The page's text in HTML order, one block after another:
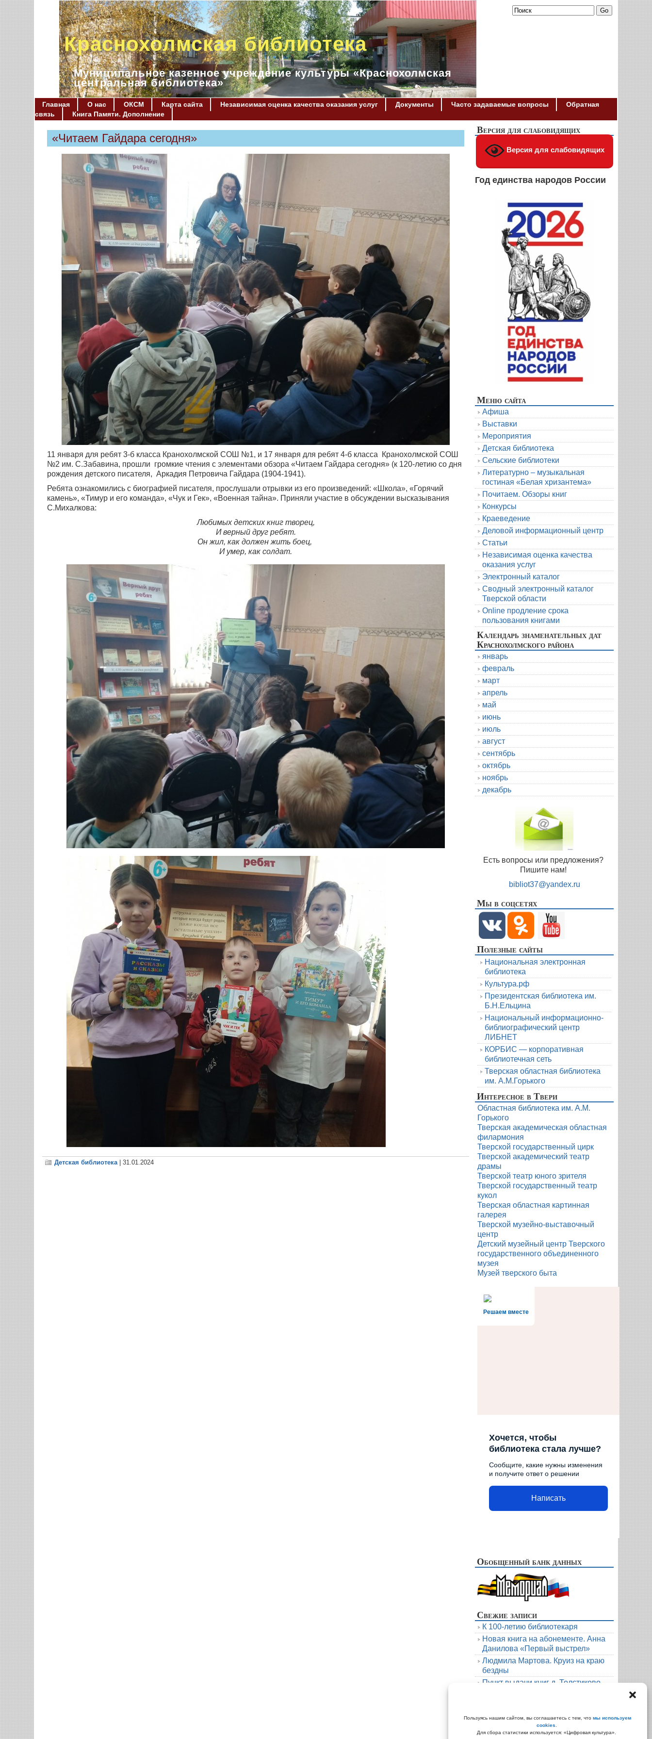
Пользуясь нашим сайтом, вы соглашаетесь с тем, что мы используем
cookies
Для сбора статистики используется: «Цифровая культура».
Краснохолмская библиотека
Муниципальное казенное учреждение культуры «Краснохолмская
центральная библиотека»
Главная О нас ОКСМ Карта сайта Независимая оценка качества оказания услуг Документы Часто задаваемые вопросы
Обратная
связь
Книга Памяти. Дополнение
«Читаем Гайдара сегодня»
11 января для ребят 3-б класса Кранохолмской СОШ №1, и 17 января для ребят 4-б класса Кранохолмской СОШ
№2 им. С.Забавина, прошли громкие чтения с элементами обзора «Читаем Гайдара сегодня» (к 120-летию со дня
рождения детского писателя, Аркадия Петровича Гайдара (1904-1941).
Ребята ознакомились с биографией писателя, прослушали отрывки из его произведений: «Школа», «Горячий
камень», «Тимур и его команда», «Чук и Гек», «Военная тайна». Приняли участие в обсуждении высказывания
С.Михалкова:
Любимых детских книг творец,
И верный друг ребят.
Он жил, как должен жить боец,
И умер, как солдат.
Детская библиотека| 31.01.2024
Версия для слабовидящих
Версия для слабовидящих
Год единства народов России
Меню сайта
Афиша
Выставки
Мероприятия
Детская библиотека
Сельские библиотеки
Литературно – музыкальная
гостиная «Белая хризантема»
Почитаем. Обзоры книг
Конкурсы
Краеведение
Деловой информационный центр
Статьи
Независимая оценка качества
оказания услуг
Электронный каталог
Сводный электронный каталог
Тверской области
Online продление срока
пользования книгами
Календарь знаменательных дат
Краснохолмского района
январь
февраль
март
апрель
май
июнь
июль
август
сентябрь
октябрь
ноябрь
декабрь
Есть вопросы или предложения?
Пишите нам!
bibliot37@yandex.ru
Мы в соцсетях
Полезные сайты
Национальная электронная
библиотека
Культура.рф
Президентская библиотека им.
Б.Н.Ельцина
Национальный информационно-
библиографический центр
ЛИБНЕТ
КОРБИС — корпоративная
библиотечная сеть
Тверская областная библиотека
им. А.М.Горького
Интересное в Твери
Областная библиотека им. А.М.
Горького
Тверская академическая областная
филармония
Тверской государственный цирк
Тверской академический театр
драмы
Тверской театр юного зрителя
Тверской государственный театр
кукол
Тверская областная картинная
галерея
Тверской музейно-выставочный
центр
Детский музейный центр Тверского
государственного объединенного
музея
Музей тверского быта
Решаем вместе
Хочется, чтобы
библиотека стала лучше?
Сообщите, какие нужны изменения
и получите ответ о решении
Написать
Обобщенный банк данных
Свежие записи
К 100-летию библиотекаря
Новая книга на абонементе. Анна
Данилова «Первый выстрел»
Людмила Мартова. Круиз на краю
бездны
Пункт выдачи книг д. Толстиково.
Архивы
Архивы